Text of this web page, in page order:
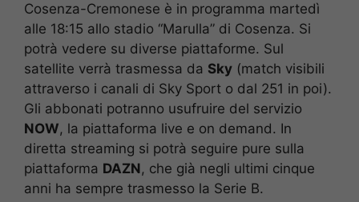
Cosenza-Cremonese è in programma martedì
alle 18:15 allo stadio “Marulla” di Cosenza. Si
potrà vedere su diverse piattaforme. Sul
satellite verrà trasmessa da Sky (match visibili
attraverso i canali di Sky Sport o dal 251 in poi).
Gli abbonati potranno usufruire del servizio
NOW, la piattaforma live e on demand. In
diretta streaming si potrà seguire pure sulla
piattaforma DAZN, che già negli ultimi cinque
anni ha sempre trasmesso la Serie B.